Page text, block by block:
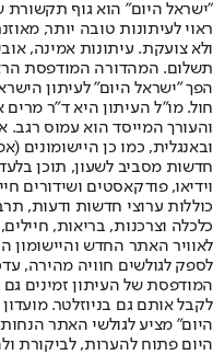
"ישראל היום" הוא גוף תקשורת
ראוי לעיתונות טובה יותר,
ולא צועקת. עיתונות אמינה,
הפך "ישראל היום" לעיתון
חול. מו"ל העיתון היא ד"ר
והעורך המייסד הוא עמוס
חדשות מסביב לשעון, תוכן
וידיאו, פודקאסטים ושידורים
כוללות ערוצי חדשות ודעות,
לאוויר האתר החדש
לספק לגולשים חוויה מהירה,
המודפסת של העיתון זמינים
לקבל אותם גם בניוזלטר.
היום" מציע לגולשי האתר
היום פתוח להערות, לביקורת